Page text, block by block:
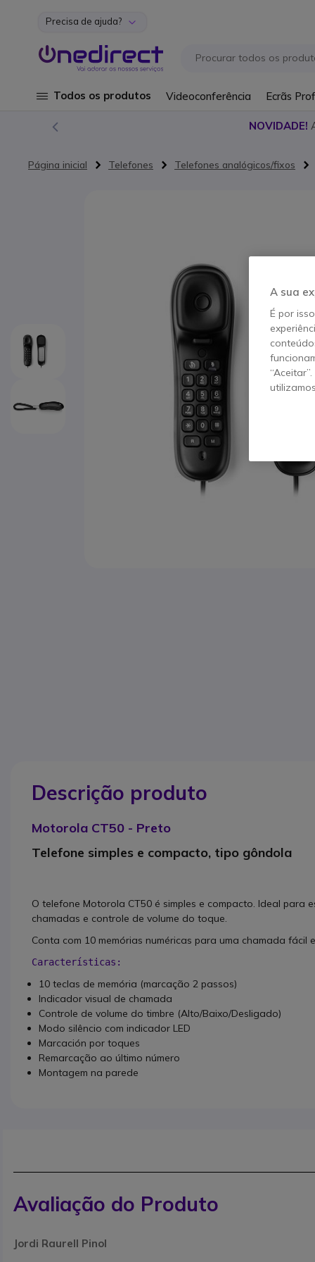
Ir para o Conteúdo
Precisa de ajuda?
Todos os produtos Videoconferência Ecrãs
NOVIDADE!
Página inicial Telefones Telefones analógicos/fixos
Descrição produto
Motorola CT50 - Preto
Telefone simples e compacto, tipo gôndola
O telefone Motorola CT50 é simples e compacto. Ideal para
chamadas e controle de volume do toque.
Conta com 10 memórias numéricas para uma chamada fácil
Características:
10 teclas de memória (marcação 2 passos)
Indicador visual de chamada
Controle de volume do timbre (Alto/Baixo/Desligado)
Modo silêncio com indicador LED
Marcación por toques
Remarcação ao último número
Montagem na parede
Avaliação do Produto
Jordi Raurell Pinol
A sua
É por